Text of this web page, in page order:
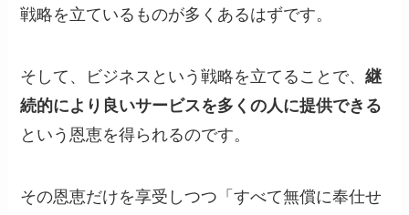
戦略を立ているものが多くあるはずです。
そして、ビジネスという戦略を立てることで、継
続的により良いサービスを多くの人に提供できる
という恩恵を得られるのです。
その恩恵だけを享受しつつ「すべて無償に奉仕せ